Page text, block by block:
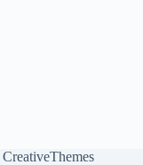
CreativeThemes